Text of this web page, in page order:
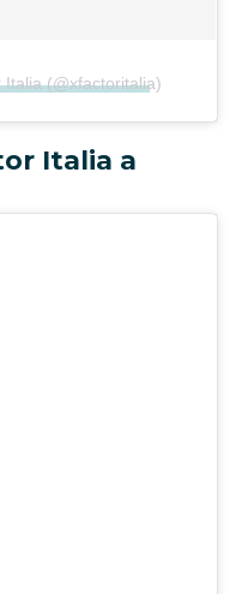
(@xfactoritalia)
Italia a